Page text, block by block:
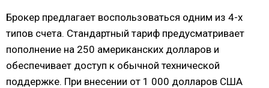
Брокер предлагает воспользоваться одним из 4-х
типов счета. Стандартный тариф предусматривает
пополнение на 250 американских долларов и
обеспечивает доступ к обычной технической
поддержке. При внесении от 1 000 долларов США